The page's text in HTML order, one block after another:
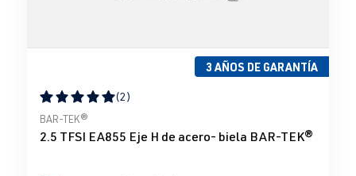
3 AÑOS DE GARANTÍA
Calificación promedio de 5 de 5 estrellas
(2)
BAR-TEK®
2.5 TFSI EA855 Eje H de acero- biela BAR-TEK®